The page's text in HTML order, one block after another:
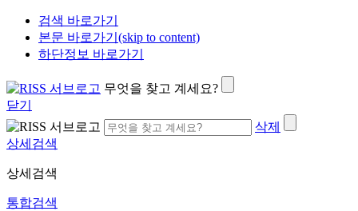
검색 바로가기
본문 바로가기(skip to content)
하단정보 바로가기
무엇을 찾고 계세요?
닫기
삭제
상세검색
상세검색
통합검색